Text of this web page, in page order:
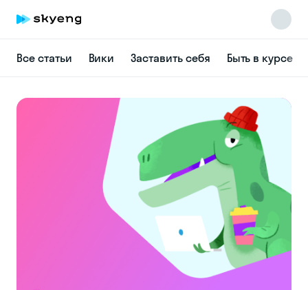
Все статьи Вики Заставить себя Быть в курсе